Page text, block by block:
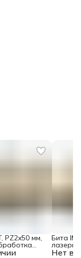
PZ2x50 мм,
S2, 10 шт., Е Нет в
Бита
шлица,